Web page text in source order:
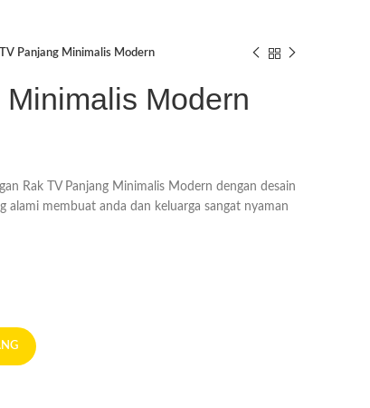
Panjang Minimalis Modern
Modern
Rak TV Panjang Minimalis Modern dengan desain
alami membuat anda dan keluarga sangat nyaman